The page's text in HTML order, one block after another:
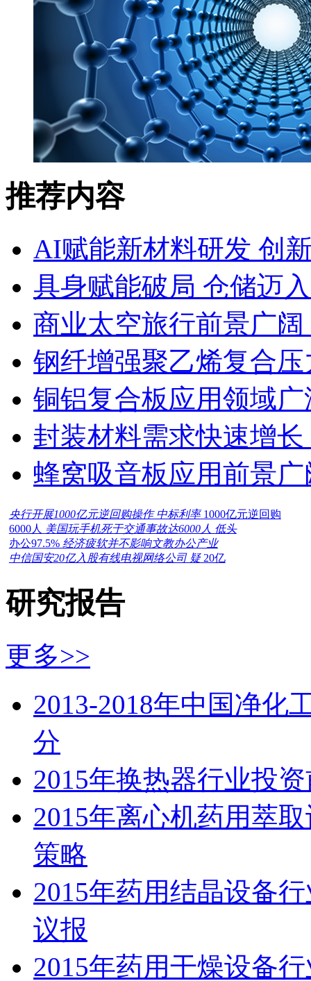
推荐内容
AI赋能新材料研发 创
具身赋能破局 仓储迈
商业太空旅行前景广
钢纤增强聚乙烯复合
铜铝复合板应用领域
封装材料需求快速增
蜂窝吸音板应用前景
央行开展1000亿元逆回购操作 中标利率 1000亿元逆回购
6000人 美国玩手机死于交通事故达6000人 低头
办公97.5% 经济疲软并不影响文教办公产业
中信国安20亿入股有线电视网络公司 疑 20亿
研究报告
更多>>
2013-2018年中国净化
分
2015年换热器行业投
2015年离心机药用萃
策略
2015年药用结晶设备
议报
2015年药用干燥设备